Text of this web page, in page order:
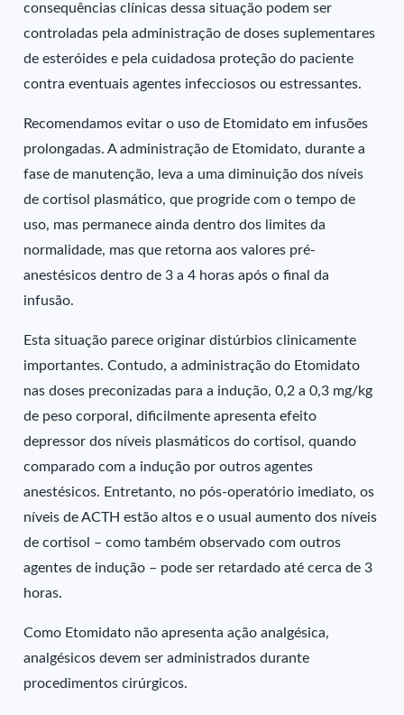
consequências clínicas dessa situação podem ser
controladas pela administração de doses suplementares
de esteróides e pela cuidadosa proteção do paciente
contra eventuais agentes infecciosos ou estressantes.
Recomendamos evitar o uso de Etomidato em infusões
prolongadas. A administração de Etomidato, durante a
fase de manutenção, leva a uma diminuição dos níveis
de cortisol plasmático, que progride com o tempo de
uso, mas permanece ainda dentro dos limites da
normalidade, mas que retorna aos valores pré-
anestésicos dentro de 3 a 4 horas após o final da
infusão.
Esta situação parece originar distúrbios clinicamente
importantes. Contudo, a administração do Etomidato
nas doses preconizadas para a indução, 0,2 a 0,3 mg/kg
de peso corporal, dificilmente apresenta efeito
depressor dos níveis plasmáticos do cortisol, quando
comparado com a indução por outros agentes
anestésicos. Entretanto, no pós-operatório imediato, os
níveis de ACTH estão altos e o usual aumento dos níveis
de cortisol – como também observado com outros
agentes de indução – pode ser retardado até cerca de 3
horas.
Como Etomidato não apresenta ação analgésica,
analgésicos devem ser administrados durante
procedimentos cirúrgicos.